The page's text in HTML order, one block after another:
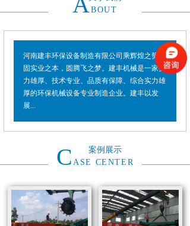
BOUT
河南建丰环保设备制造有限公司乘辉煌之势，
固实业之本，圆腾飞之梦。建丰机械是一家实
力雄厚、技术专业、品质有保障、综合实力雄
厚的环保机械设备专业制造企业。建丰以发
展...
案例展示
C ASE CENTER